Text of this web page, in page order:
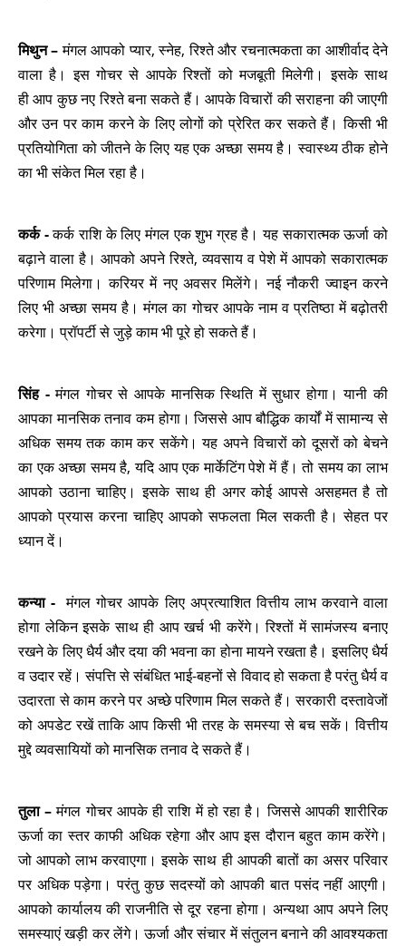
मिथुन –मंगल आपको प्यार, स्नेह, रिश्ते और रचनात्मकता का आशीर्वाद देने
वाला है। इस गोचर से आपके रिश्तों को मजबूती मिलेगी। इसके साथ
ही आप कुछ नए रिश्ते बना सकते हैं। आपके विचारों की सराहना की जाएगी
और उन पर काम करने के लिए लोगों को प्रेरित कर सकते हैं। किसी भी
प्रतियोगिता को जीतने के लिए यह एक अच्छा समय है। स्वास्थ्य ठीक होने
का भी संकेत मिल रहा है।
कर्क -कर्क राशि के लिए मंगल एक शुभ ग्रह है। यह सकारात्मक ऊर्जा को
बढ़ाने वाला है। आपको अपने रिश्ते, व्यवसाय व पेशे में आपको सकारात्मक
परिणाम मिलेगा। करियर में नए अवसर मिलेंगे। नई नौकरी ज्वाइन करने
लिए भी अच्छा समय है। मंगल का गोचर आपके नाम व प्रतिष्ठा में बढ़ोतरी
करेगा। प्रॉपर्टी से जुड़े काम भी पूरे हो सकते हैं।
सिंह -मंगल गोचर से आपके मानसिक स्थिति में सुधार होगा। यानी की
आपका मानसिक तनाव कम होगा। जिससे आप बौद्धिक कार्यों में सामान्य से
अधिक समय तक काम कर सकेंगे। यह अपने विचारों को दूसरों को बेचने
का एक अच्छा समय है, यदि आप एक मार्केटिंग पेशे में हैं। तो समय का लाभ
आपको उठाना चाहिए। इसके साथ ही अगर कोई आपसे असहमत है तो
आपको प्रयास करना चाहिए आपको सफलता मिल सकती है। सेहत पर
ध्यान दें।
कन्या -मंगल गोचर आपके लिए अप्रत्याशित वित्तीय लाभ करवाने वाला
होगा लेकिन इसके साथ ही आप खर्च भी करेंगे। रिश्तों में सामंजस्य बनाए
रखने के लिए धैर्य और दया की भवना का होना मायने रखता है। इसलिए धैर्य
व उदार रहें। संपत्ति से संबंधित भाई-बहनों से विवाद हो सकता है परंतु धैर्य व
उदारता से काम करने पर अच्छे परिणाम मिल सकते हैं। सरकारी दस्तावेजों
को अपडेट रखें ताकि आप किसी भी तरह के समस्या से बच सकें। वित्तीय
मुद्दे व्यवसायियों को मानसिक तनाव दे सकते हैं।
तुला –मंगल गोचर आपके ही राशि में हो रहा है। जिससे आपकी शारीरिक
ऊर्जा का स्तर काफी अधिक रहेगा और आप इस दौरान बहुत काम करेंगे।
जो आपको लाभ करवाएगा। इसके साथ ही आपकी बातों का असर परिवार
पर अधिक पड़ेगा। परंतु कुछ सदस्यों को आपकी बात पसंद नहीं आएगी।
आपको कार्यालय की राजनीति से दूर रहना होगा। अन्यथा आप अपने लिए
समस्याएं खड़ी कर लेंगे। ऊर्जा और संचार में संतुलन बनाने की आवश्यकता